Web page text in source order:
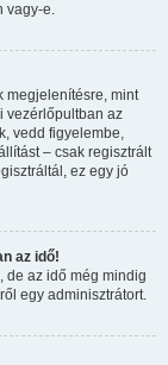
vagy-e.
megjelenítésre, mint
vezérlőpultban az
vedd figyelembe,
– csak regisztrált
ez egy jó
az idő!
de az idő még mindig
egy adminisztrátort.